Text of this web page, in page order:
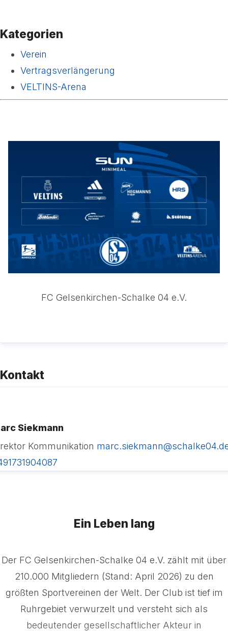
Kategorien
Verein
Vertragsverlängerung
VELTINS-Arena
FC Gelsenkirchen-Schalke 04 e.V.
Kontakt
Siekmann
Kommunikation
Ein Leben lang
Der FC Gelsenkirchen-Schalke 04 e.V. zählt mit über
210.000 Mitgliedern (Stand: April 2026) zu den
größten Sportvereinen der Welt. Der Club ist tief im
Ruhrgebiet verwurzelt und versteht sich als
bedeutender gesellschaftlicher Akteur in